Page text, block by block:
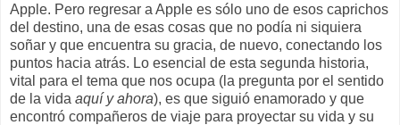
Apple. Pero regresar a Apple es sólo uno de esos caprichos
del destino, una de esas cosas que no podía ni siquiera
soñar y que encuentra su gracia, de nuevo, conectando los
puntos hacia atrás. Lo esencial de esta segunda historia,
vital para el tema que nos ocupa (la pregunta por el sentido
de la vida aquí y ahora), es que siguió enamorado y que
encontró compañeros de viaje para proyectar su vida y su